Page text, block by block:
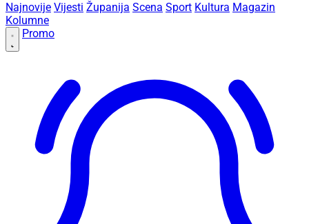
Najnovije Vijesti Županija Scena Sport Kultura Magazin
Kolumne
Promo